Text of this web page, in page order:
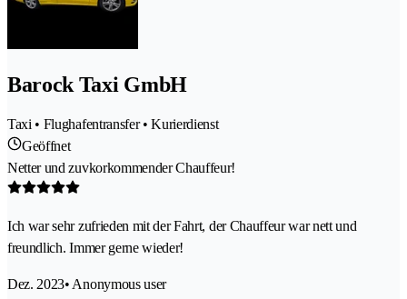
Barock Taxi GmbH
Taxi • Flughafentransfer • Kurierdienst
Geöffnet
Netter und zuvkorkommender Chauffeur!
Ich war sehr zufrieden mit der Fahrt, der Chauffeur war nett und
freundlich. Immer gerne wieder!
Dez. 2023• Anonymous user